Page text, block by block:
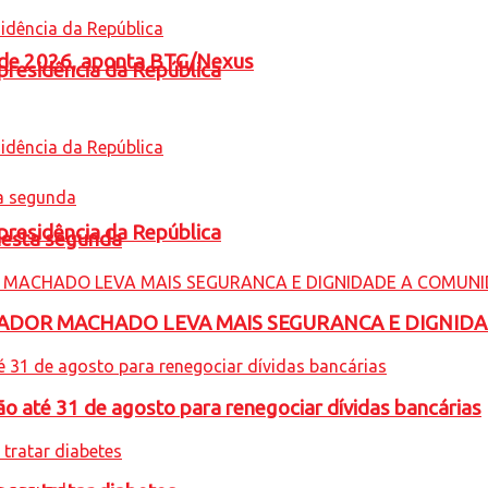
2026, aponta BTG/Nexus
da República
da República
segunda
MACHADO LEVA MAIS SEGURANCA E
até 31 de agosto para renegociar dívidas bancárias